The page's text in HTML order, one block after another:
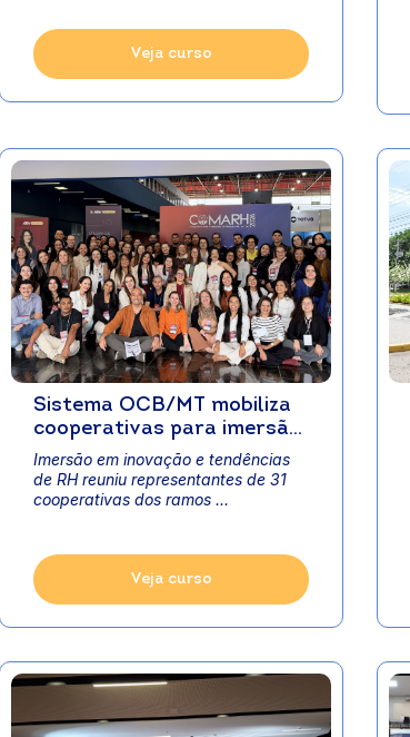
Veja curso
Sistema OCB/MT mobiliza
cooperativas para imersão
em gestão de pessoas no
COMARH 2026
Imersão em inovação e tendências
de RH reuniu representantes de 31
cooperativas dos ramos ...
Veja curso